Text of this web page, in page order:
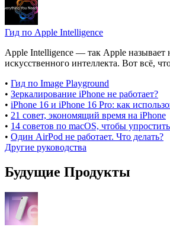
Гид по Apple Intelligence
Apple Intelligence — так Apple называет
искусственного интеллекта. Вот всё,
• Гид по Image Playground
• Зеркалирование iPhone не работает?
• iPhone 16 и iPhone 16 Pro: как
• 21 совет, экономящий время на iPhone
• 14 советов по macOS, чтобы
• Один AirPod не работает. Что делать?
Другие руководства
Будущие Продукты